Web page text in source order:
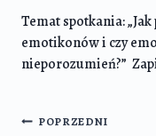
Temat spotkania:
emotikonów i czy
nieporozumień?”
Nawigacja
POPRZEDNI